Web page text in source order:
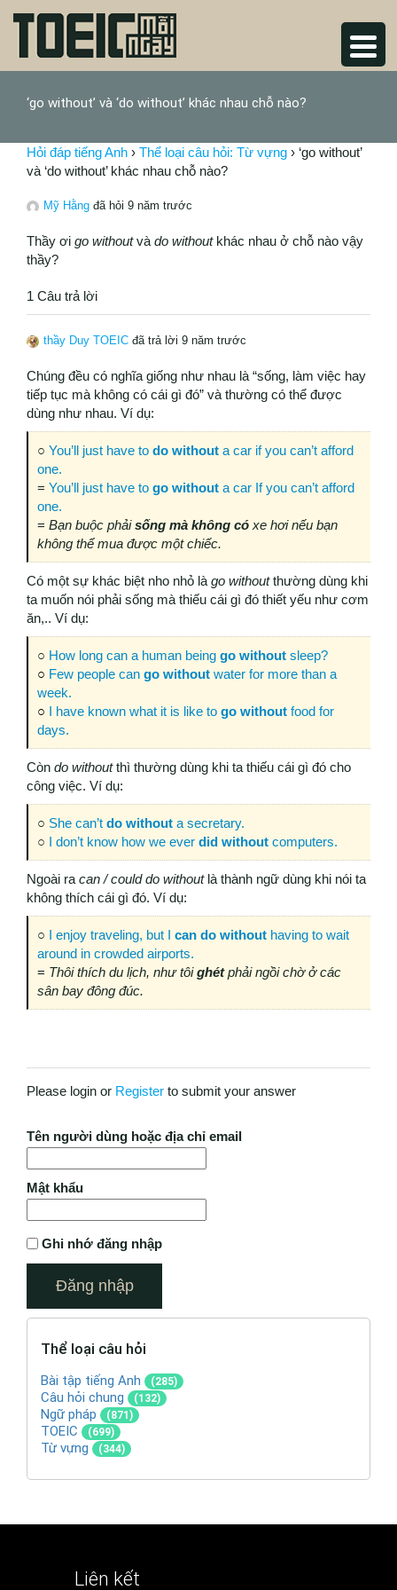
‘go without’ và ‘do without’ khác nhau chỗ nào?
Hỏi đáp tiếng Anh › Thể loại câu hỏi: Từ vựng › ‘go without’
và ‘do without’ khác nhau chỗ nào?
Mỹ Hằng đã hỏi 9 năm trước
Thầy ơi go withoutvà do withoutkhác nhau ở chỗ nào vậy
thầy?
1 Câu trả lời
thầy Duy TOEIC đã trả lời 9 năm trước
Chúng đều có nghĩa giống như nhau là “sống, làm việc hay
tiếp tục mà không có cái gì đó” và thường có thể được
dùng như nhau. Ví dụ:
○ You’ll just have to do without a car if you can’t afford
one.
= You’ll just have to go without a car If you can’t afford
one.
= Bạn buộc phảisống mà không có xe hơi nếu bạn
không thể mua được một chiếc.
Có một sự khác biệt nho nhỏ là go withoutthường dùng khi
ta muốn nói phải sống mà thiếu cái gì đó thiết yếu như cơm
ăn,.. Ví dụ:
○ How long can a human being go without sleep?
○ Few people can go without water for more than a
week.
○ I have known what it is like to go without food for
days.
Còn do withoutthì thường dùng khi ta thiếu cái gì đó cho
công việc. Ví dụ:
○ She can’t do without a secretary.
○ I don’t know how we ever did without computers.
Ngoài ra can / could do withoutlà thành ngữ dùng khi nói ta
không thích cái gì đó. Ví dụ:
○ I enjoy traveling, but I can do without having to wait
around in crowded airports.
= Thôi thích du lịch, như tôighétphải ngồi chờ ở các
sân bay đông đúc.
Please login or Register to submit your answer
Tên người dùng hoặc địa chỉ email
Mật khẩu
Ghi nhớ đăng nhập
Thể loại câu hỏi
Bài tập tiếng Anh (285)
Câu hỏi chung (132)
Ngữ pháp (871)
TOEIC (699)
Từ vựng (344)
Liên kết